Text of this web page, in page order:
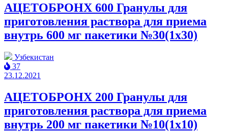
АЦЕТОБРОНХ 600 Гранулы для
приготовления раствора для приема
внутрь 600 мг пакетики №30(1x30)
Узбекистан
37
23.12.2021
АЦЕТОБРОНХ 200 Гранулы для
приготовления раствора для приема
внутрь 200 мг пакетики №10(1x10)